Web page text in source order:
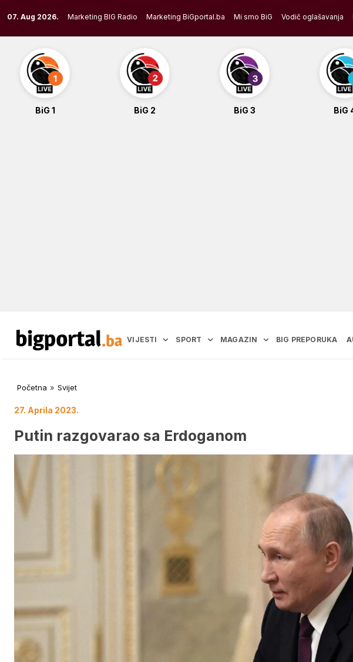
to
content
07. Aug 2026. Marketing BIG Radio Marketing BiGportal.ba Mi smo BiG Vodič oglašavanja
BiG 1 BiG 2 BiG 3 BiG
VIJESTI SPORT MAGAZIN BIG PREPORUKA
Početna » Svijet
27. Aprila 2023.
Putin razgovarao sa Erdoganom